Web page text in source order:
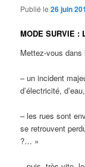
Publié le26 juin
MODE SURVIE :
Mettez-vous
– un incident
d’électricité,
– les rues sont
se retrouvent
?… »